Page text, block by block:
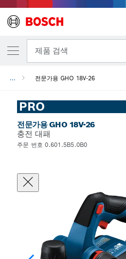
제품 검색
... 전문가용 GHO 18V-26
PRO
전문가용 GHO 18V-26
충전 대패
주문 번호 0.601.5B5.0B0